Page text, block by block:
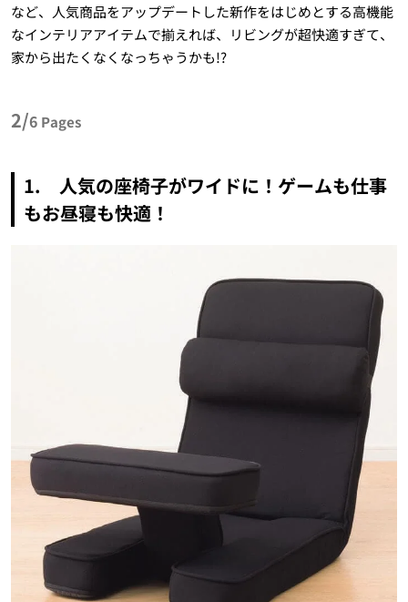
など、人気商品をアップデートした新作をはじめとする高機能
なインテリアアイテムで揃えれば、リビングが超快適すぎて、
家から出たくなくなっちゃうかも!?
2/6 Pages
1. 人気の座椅子がワイドに！ゲームも仕事
もお昼寝も快適！